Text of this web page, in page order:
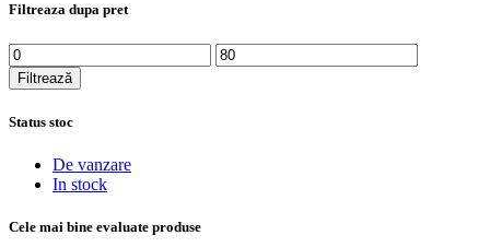
Filtreaza dupa pret
Preț
minim
Preț
maxim
Filtrează
Status stoc
De vanzare
In stock
Cele mai bine evaluate produse